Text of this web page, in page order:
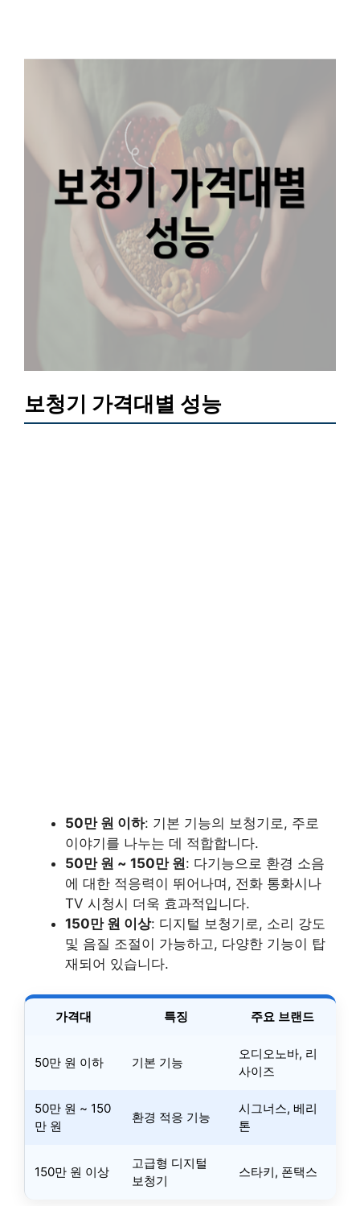
보청기 가격대별 성능
50만 원 이하: 기본 기능의 보청기로, 주로
이야기를 나누는 데 적합합니다.
50만 원 ~ 150만 원: 다기능으로 환경 소음
에 대한 적응력이 뛰어나며, 전화 통화시나
TV 시청시 더욱 효과적입니다.
150만 원 이상: 디지털 보청기로, 소리 강도
및 음질 조절이 가능하고, 다양한 기능이 탑
재되어 있습니다.
가격대 특징 주요 브랜드
50만 원 이하 기본 기능
오디오노바, 리
사이즈
50만 원 ~ 150
만 원
환경 적응 기능
시그너스, 베리
톤
150만 원 이상
고급형 디지털
보청기
스타키, 폰택스